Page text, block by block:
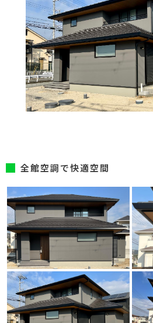
全館空調で快適空間